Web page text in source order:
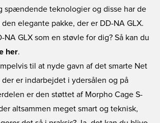
spændende teknologier og disse har de
elegante pakke, der er DD-NA GLX.
NA GLX som en støvle for dig? Så kan du
her.
til at nyde gavn af det smarte Net
der er indarbejdet i ydersålen og på
er den støttet af Morpho Cage S-
altsammen meget smart og teknisk,